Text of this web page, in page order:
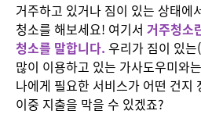
거주하고 있거나 짐이 있는 상태에
청소를 해보세요! 여기서 거주청소
청소를 말합니다. 우리가 짐이 있
많이 이용하고 있는 가사도우미와
나에게 필요한 서비스가 어떤 건지
이중 지출을 막을 수 있겠죠?